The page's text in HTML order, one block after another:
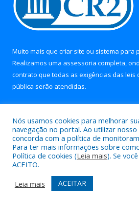
Muito mais que criar site ou sistema para
Realizamos uma assessoria completa,
contrato que todas as exigências das leis
pública serão atendidas.
Todos os direitos reservados a
Mapa do Site
Acessar Área
Acessar Webmail
Nós usamos cookies para melhorar
navegação no portal. Ao utilizar
concorda com a política de
Para ter mais informações sobre
Política de cookies (Leia mais). Se
ACEITO.
Leia mais
ACEITAR